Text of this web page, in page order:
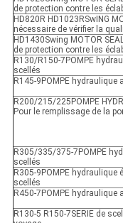
de protection contre les
HD820R HD1023RSwING
nécessaire de vérifier la
HD1430Swing MOTOR
de protection contre les
R130/R150-7POMPE
scellés
R145-9POMPE hydraulique
R200/215/225POMPE
Pour le remplissage de la
R305/335/375-7POMPE
scellés
R305-9POMPE hydraulique
scellés
R450-7POMPE hydraulique
R130-5 R150-7SERIE de